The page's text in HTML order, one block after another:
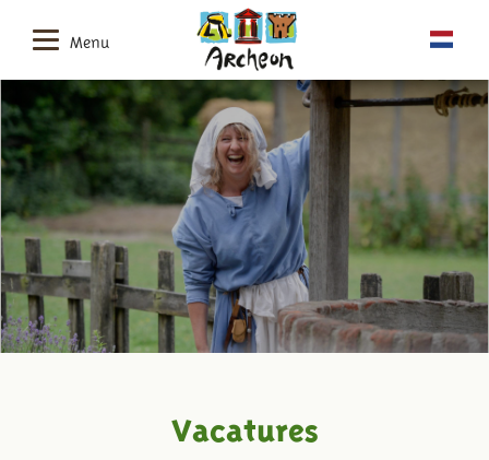
Menu
Vacatures